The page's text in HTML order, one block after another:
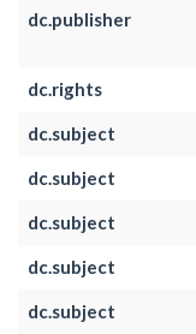
dc.publisher
dc.rights
dc.subject
dc.subject
dc.subject
dc.subject
dc.subject